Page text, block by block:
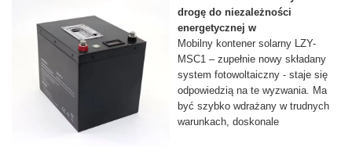
drogę do niezależności
energetycznej w
Mobilny kontener solarny LZY-
MSC1 – zupełnie nowy składany
system fotowoltaiczny - staje się
odpowiedzią na te wyzwania. Ma
być szybko wdrażany w trudnych
warunkach, doskonale